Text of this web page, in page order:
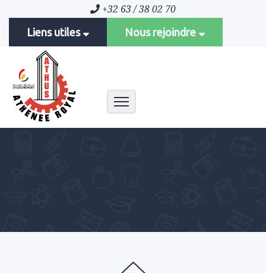
+32 63 / 38 02 70
Liens utiles Nous rejoindre
Toggle navigation